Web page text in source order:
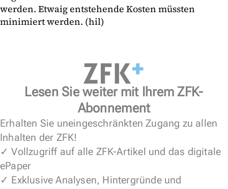
werden. Etwaig entstehende Kosten müssten
minimiert werden. (hil)
Lesen Sie weiter mit Ihrem ZFK-
Abonnement
Erhalten Sie uneingeschränkten Zugang zu allen
Inhalten der ZFK!
✓ Vollzugriff auf alle ZFK-Artikel und das digitale
ePaper
✓ Exklusive Analysen, Hintergründe und